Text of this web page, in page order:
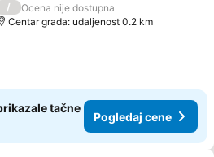
/
Ocena nije dostupna
Centar grada: udaljenost 0.2 km
tačne
Pogledaj cene